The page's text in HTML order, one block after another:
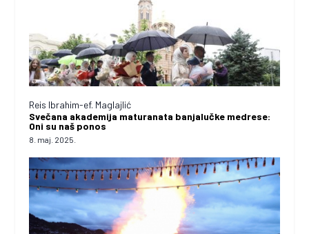
Reis Ibrahim-ef. Maglajlić
Svečana akademija maturanata banjalučke medrese:
Oni su naš ponos
8. maj. 2025.